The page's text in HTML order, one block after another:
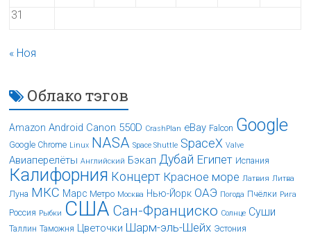
31
« Ноя
Облако тэгов
Amazon Android Canon 550D CrashPlan eBay Falcon Google
Google Chrome Linux NASA Space Shuttle SpaceX Valve
Авиаперелёты Английский Бэкап Дубай Египет Испания
Калифорния Концерт Красное море Латвия Литва
Луна МКС Марс Метро Москва Нью-Йорк ОАЭ Погода Пчёлки Рига
Россия Рыбки США Сан-Франциско Солнце Суши
Таллин Таможня Цветочки Шарм-эль-Шейх Эстония